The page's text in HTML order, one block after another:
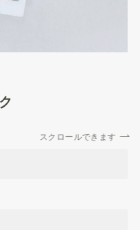
スクロールできます